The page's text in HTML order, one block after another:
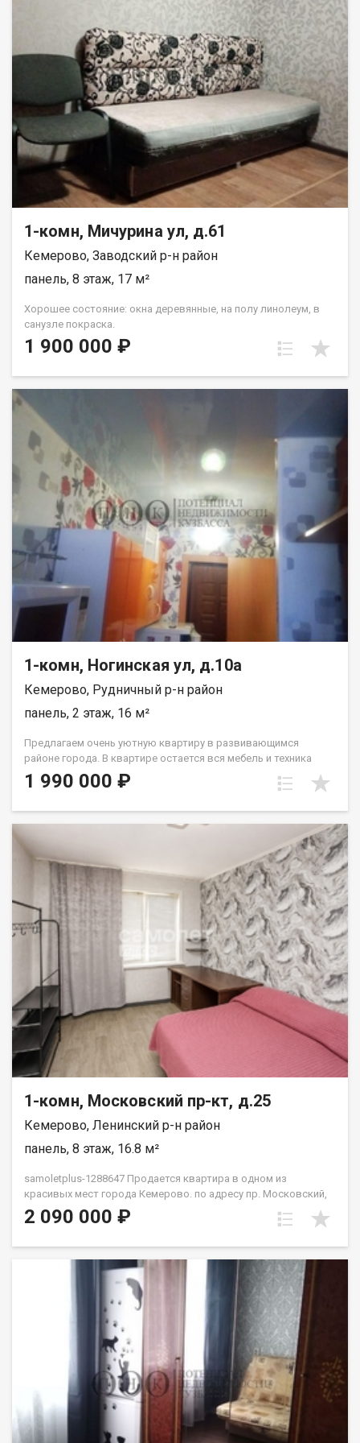
1-комн, Мичурина ул, д.61
Кемерово, Заводский р-н район
панель, 8 этаж, 17 м²
Хорошее состояние: окна деревянные, на полу линолеум, в
санузле покраска.
1 900 000 ₽
1-комн, Ногинская ул, д.10а
Кемерово, Рудничный р-н район
панель, 2 этаж, 16 м²
Предлагаем очень уютную квартиру в развивающимся
районе города. В квартире остается вся мебель и техника
(кухня, диван, шкаф, ст.машина, микроволновка). У
стеклопакета две рабочие створки, натяжной потолок,
направления в т.ч. торговые центры. Один собственник -
взрослый. Лена Васильева
1 990 000 ₽
1-комн, Московский пр-кт, д.25
Кемерово, Ленинский р-н район
панель, 8 этаж, 16.8 м²
samoletplus-1288647 Продается квартира в одном из
красивых мест города Кемерово. по адресу пр. Московский,
25 Квартира расположена на 8 этаже 9‑этажного дома.
Отличное сочетание цены и готовности к быстрой сделке.
этого объекта недвижимости: классный район для
проживания и сдачи в аренду ликвидность для последующей
сдачи в аренду или перепродажи доступная цена развитая
инфраструктура, рядом школа 78, 3 детских сада, ТЦ Лето
сити, магазины, остановка, детская поликлиника,
прогулочные зоны, футбольное поле. Неподалеку сквер. Один
взрослый собственник быстрый выход на сделку Приобретая
недвижимость через Федеральное Агентство Недвижимости
"Самолёт Плюс" Вы получаете: Гарантия юридической
чистоты сделки от компании, которая работает на рынке
недвижимости в городе Кемерово с 2010 года! Выгодная
ипотека только для клиентoв Cамолёт плюc! Платежи
2 090 000 ₽